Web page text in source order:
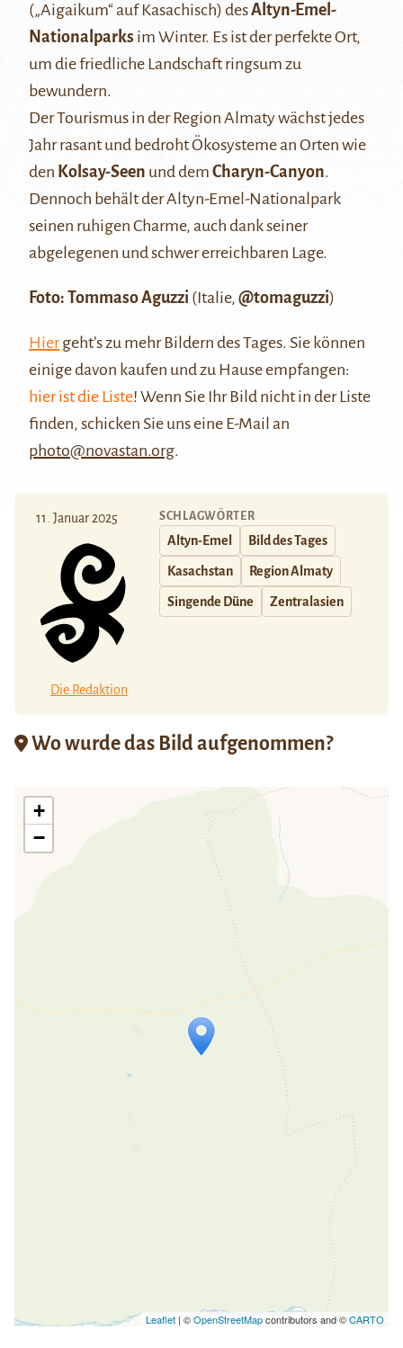
(„Aigaikum“ auf Kasachisch) desAltyn-Emel-
Nationalparks im Winter. Es ist der perfekte Ort,
um die friedliche Landschaft ringsum zu
bewundern.
Der Tourismus in der Region Almaty wächst jedes
Jahr rasant und bedroht Ökosysteme an Orten wie
den Kolsay-Seen und dem Charyn-Canyon.
Dennoch behält der Altyn-Emel-Nationalpark
seinen ruhigen Charme, auch dank seiner
abgelegenen und schwer erreichbaren Lage.
Foto: Tommaso Aguzzi (Italie, @tomaguzzi)
Hiergeht’s zu mehr Bildern des Tages. Sie können
einige davon kaufen und zu Hause empfangen:
hier ist die Liste! Wenn Sie Ihr Bild nicht in der Liste
finden, schicken Sie uns eine E-Mail an
photo@novastan.org.
11. Januar 2025
Die Redaktion
SCHLAGWÖRTER
Altyn-Emel Bild des Tages
Kasachstan Region Almaty
Singende Düne Zentralasien
Wo wurde das Bild aufgenommen?
Travelers' Map wird geladen …
Wenn du dies siehst, nachdem deine
Seite vollständig geladen wurde,
+
−
Leaflet| ©OpenStreetMapcontributors and ©CARTO